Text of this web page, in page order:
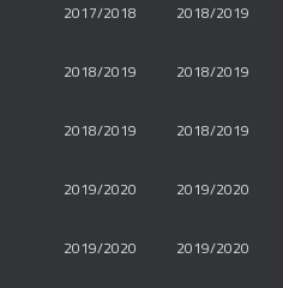
2017/2018 2018/2019
2018/2019 2018/2019
2018/2019 2018/2019
2019/2020 2019/2020
2019/2020 2019/2020